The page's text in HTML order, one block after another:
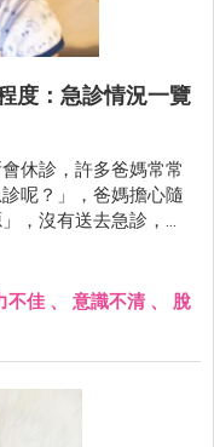
度：急診情況一覽
休診，許多爸媽常常
呢？」，爸媽擔心隨
，沒有送去急診，又
不佳 、 意識不清 、 脫